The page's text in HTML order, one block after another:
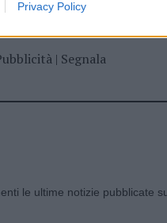
Privacy Policy
| Segnala
le ultime notizie pubblicate